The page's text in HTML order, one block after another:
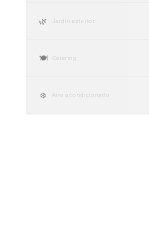
🌿 Jardín exterior
🍽️ Catering
❄️ Aire acondicionado